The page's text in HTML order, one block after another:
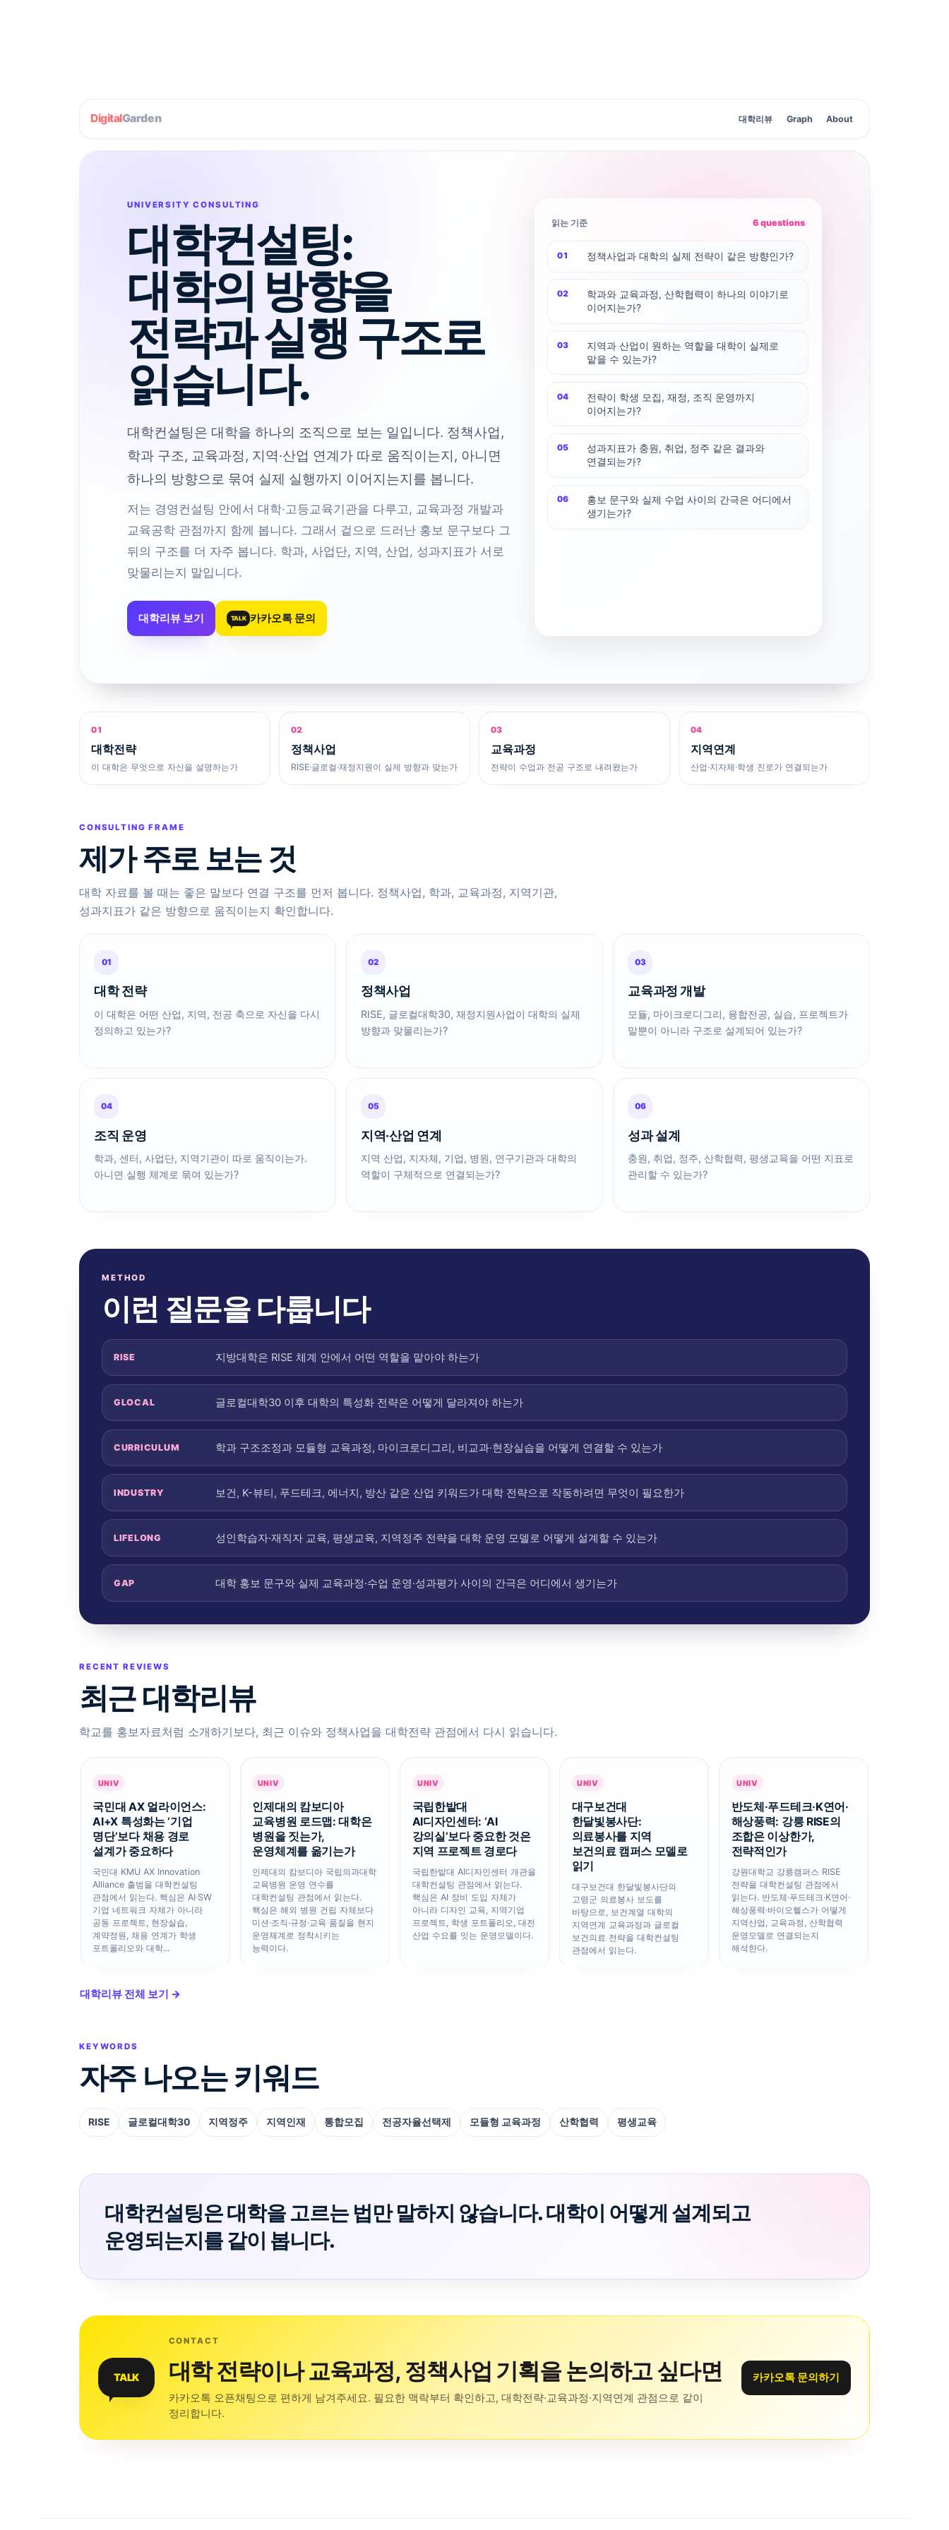
DigitalGarden 대학리뷰 Graph About
UNIVERSITY CONSULTING
대학컨설팅:
대학의 방향을
전략과 실행 구조로
읽습니다.
대학컨설팅은 대학을 하나의 조직으로 보는 일입니다. 정책사업,
학과 구조, 교육과정, 지역·산업 연계가 따로 움직이는지, 아니면
하나의 방향으로 묶여 실제 실행까지 이어지는지를 봅니다.
저는 경영컨설팅 안에서 대학·고등교육기관을 다루고, 교육과정 개발과
교육공학 관점까지 함께 봅니다. 그래서 겉으로 드러난 홍보 문구보다 그
뒤의 구조를 더 자주 봅니다. 학과, 사업단, 지역, 산업, 성과지표가 서로
맞물리는지 말입니다.
대학리뷰 보기 TALK 카카오톡 문의
읽는 기준 6 questions
정책사업과 대학의 실제 전략이 같은 방향인가?
학과와 교육과정, 산학협력이 하나의 이야기로
이어지는가?
지역과 산업이 원하는 역할을 대학이 실제로
맡을 수 있는가?
전략이 학생 모집, 재정, 조직 운영까지
이어지는가?
성과지표가 충원, 취업, 정주 같은 결과와
연결되는가?
홍보 문구와 실제 수업 사이의 간극은 어디에서
생기는가?
01
대학전략
이 대학은 무엇으로 자신을 설명하는가
02
정책사업
RISE·글로컬·재정지원이 실제 방향과 맞는가
03
교육과정
전략이 수업과 전공 구조로 내려왔는가
04
지역연계
산업·지자체·학생 진로가 연결되는가
CONSULTING FRAME
제가 주로 보는 것
대학 자료를 볼 때는 좋은 말보다 연결 구조를 먼저 봅니다. 정책사업, 학과, 교육과정, 지역기관,
성과지표가 같은 방향으로 움직이는지 확인합니다.
01
대학 전략
이 대학은 어떤 산업, 지역, 전공 축으로 자신을 다시
정의하고 있는가?
02
정책사업
RISE, 글로컬대학30, 재정지원사업이 대학의 실제
방향과 맞물리는가?
03
교육과정 개발
모듈, 마이크로디그리, 융합전공, 실습, 프로젝트가
말뿐이 아니라 구조로 설계되어 있는가?
04
조직 운영
학과, 센터, 사업단, 지역기관이 따로 움직이는가.
아니면 실행 체계로 묶여 있는가?
05
지역·산업 연계
지역 산업, 지자체, 기업, 병원, 연구기관과 대학의
역할이 구체적으로 연결되는가?
06
성과 설계
충원, 취업, 정주, 산학협력, 평생교육을 어떤 지표로
관리할 수 있는가?
METHOD
이런 질문을 다룹니다
RISE 지방대학은 RISE 체계 안에서 어떤 역할을 맡아야 하는가
GLOCAL 글로컬대학30 이후 대학의 특성화 전략은 어떻게 달라져야 하는가
CURRICULUM 학과 구조조정과 모듈형 교육과정, 마이크로디그리, 비교과·현장실습을 어떻게 연결할 수 있는가
INDUSTRY 보건, K-뷰티, 푸드테크, 에너지, 방산 같은 산업 키워드가 대학 전략으로 작동하려면 무엇이 필요한가
LIFELONG 성인학습자·재직자 교육, 평생교육, 지역정주 전략을 대학 운영 모델로 어떻게 설계할 수 있는가
GAP 대학 홍보 문구와 실제 교육과정·수업 운영·성과평가 사이의 간극은 어디에서 생기는가
RECENT REVIEWS
최근 대학리뷰
학교를 홍보자료처럼 소개하기보다, 최근 이슈와 정책사업을 대학전략 관점에서 다시 읽습니다.
UNIV
국민대 AX 얼라이언스:
AI+X 특성화는 ‘기업
명단’보다 채용 경로
설계가 중요하다
국민대 KMU AX Innovation
Alliance 출범을 대학컨설팅
관점에서 읽는다. 핵심은 AI·SW
기업 네트워크 자체가 아니라
공동 프로젝트, 현장실습,
계약정원, 채용 연계가 학생
포트폴리오와 대학...
UNIV
인제대의 캄보디아
교육병원 로드맵: 대학은
병원을 짓는가,
운영체계를 옮기는가
인제대의 캄보디아 국립의과대학
교육병원 운영 연수를
대학컨설팅 관점에서 읽는다.
핵심은 해외 병원 건립 자체보다
미션·조직·규정·교육 품질을 현지
운영체계로 정착시키는
능력이다.
UNIV
국립한밭대
AI디자인센터: ‘AI
강의실’보다 중요한 것은
지역 프로젝트 경로다
국립한밭대 AI디자인센터 개관을
대학컨설팅 관점에서 읽는다.
핵심은 AI 장비 도입 자체가
아니라 디자인 교육, 지역기업
프로젝트, 학생 포트폴리오, 대전
산업 수요를 잇는 운영모델이다.
UNIV
대구보건대
한달빛봉사단:
의료봉사를 지역
보건의료 캠퍼스 모델로
읽기
대구보건대 한달빛봉사단의
고령군 의료봉사 보도를
바탕으로, 보건계열 대학의
지역연계 교육과정과 글로컬
보건의료 전략을 대학컨설팅
관점에서 읽는다.
UNIV
반도체·푸드테크·K연어·
해상풍력: 강릉 RISE의
조합은 이상한가,
전략적인가
강원대학교 강릉캠퍼스 RISE
전략을 대학컨설팅 관점에서
읽는다. 반도체·푸드테크·K연어·
해상풍력·바이오헬스가 어떻게
지역산업, 교육과정, 산학협력
운영모델로 연결되는지
해석한다.
대학리뷰 전체 보기 →
KEYWORDS
자주 나오는 키워드
RISE 글로컬대학30 지역정주 지역인재 통합모집 전공자율선택제 모듈형 교육과정 산학협력 평생교육
대학컨설팅은 대학을 고르는 법만 말하지 않습니다. 대학이 어떻게 설계되고
운영되는지를 같이 봅니다.
TALK
CONTACT
대학 전략이나 교육과정, 정책사업 기획을 논의하고 싶다면
카카오톡 오픈채팅으로 편하게 남겨주세요. 필요한 맥락부터 확인하고, 대학전략·교육과정·지역연계 관점으로 같이
정리합니다.
카카오톡 문의하기